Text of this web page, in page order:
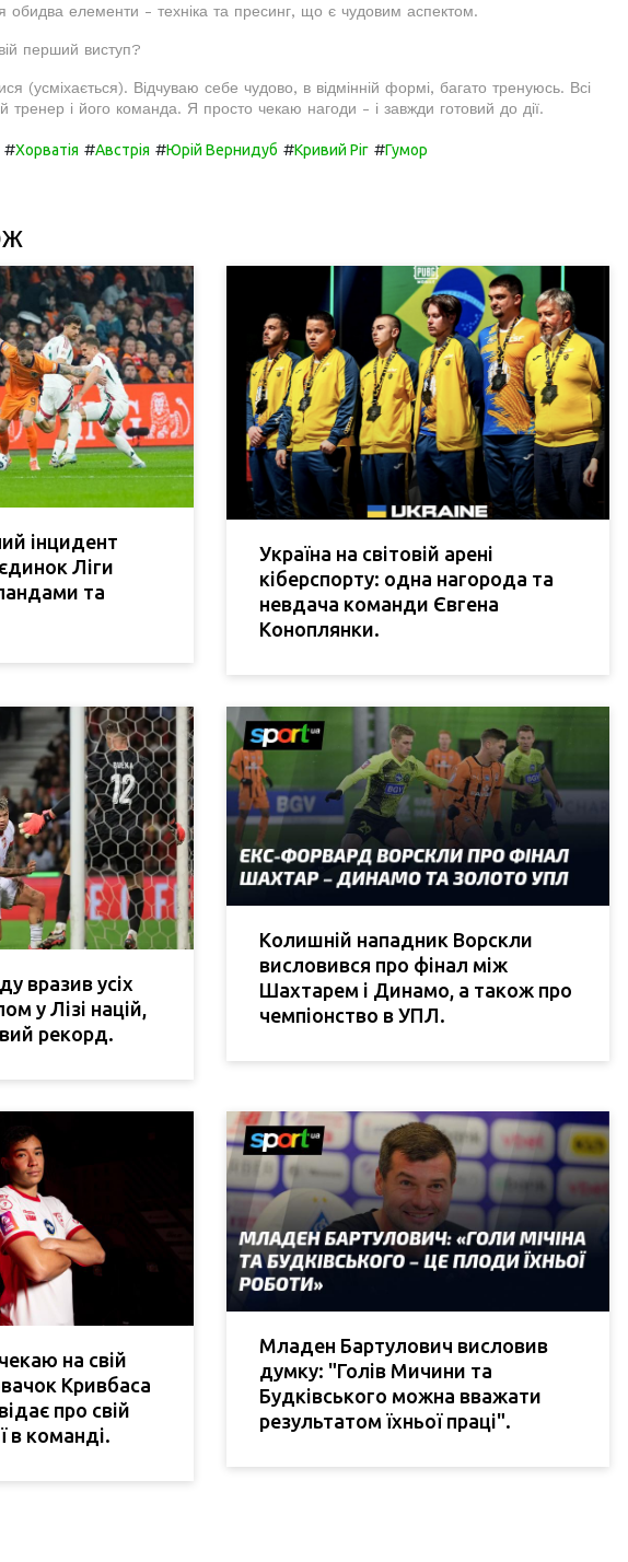
обидва елементи - техніка та пресинг, що є чудовим аспектом.
перший виступ?
(усміхається). Відчуваю себе чудово, в відмінній формі, багато тренуюсь. Всі
тренер і його команда. Я просто чекаю нагоди - і завжди готовий до дії.
#Хорватія #Австрія #Юрій Вернидуб #Кривий Ріг #Гумор
інцидент
Ліги
та
Україна на світовій арені
кіберспорту: одна нагорода та
невдача команди Євгена
Коноплянки.
вразив усіх
у Лізі націй,
рекорд.
Колишній нападник Ворскли
висловився про фінал між
Шахтарем і Динамо, а також про
чемпіонство в УПЛ.
на свій
Кривбаса
про свій
в команді.
Младен Бартулович висловив
думку: "Голів Мичини та
Будківського можна вважати
результатом їхньої праці".